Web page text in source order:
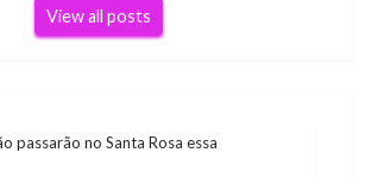
View all posts
passarão no Santa Rosa essa